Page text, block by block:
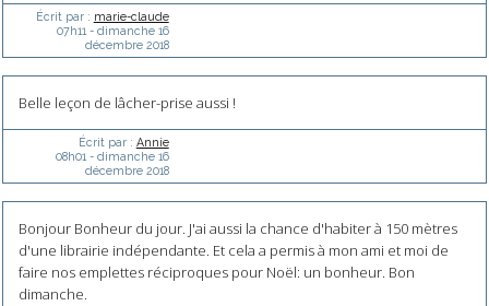
Écrit par : marie-claude
07h11 - dimanche 16
décembre 2018
Belle leçon de lâcher-prise aussi !
Écrit par : Annie
08h01 - dimanche 16
décembre 2018
Bonjour Bonheur du jour. J'ai aussi la chance d'habiter à 150 mètres
d'une librairie indépendante. Et cela a permis à mon ami et moi de
faire nos emplettes réciproques pour Noël: un bonheur. Bon
dimanche.